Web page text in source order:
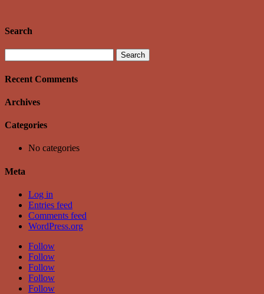
Search
for:
Recent Comments
Archives
Categories
No categories
Meta
Log in
Entries feed
Comments feed
WordPress.org
Follow
Follow
Follow
Follow
Follow